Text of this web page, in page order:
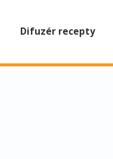
Difuzér recepty